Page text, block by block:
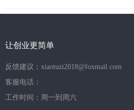
让创业更简单
反馈建议：xiaotuzi2018@foxmail.com
客服电话：
工作时间：周一到周六